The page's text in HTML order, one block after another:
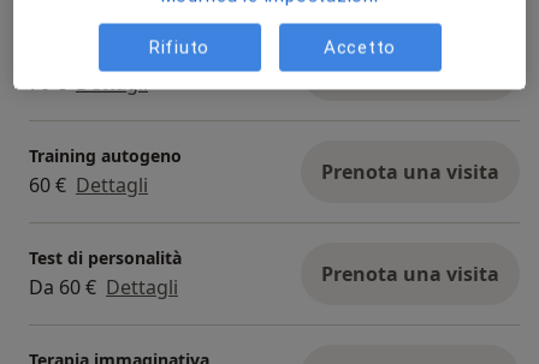
Psicoterapia di coppia
70 € Dettagli Prenota una visita
Training autogeno
60 € Dettagli Prenota una visita
Test di personalità
Da 60 € Dettagli Prenota una visita
Rifiuto Accetto